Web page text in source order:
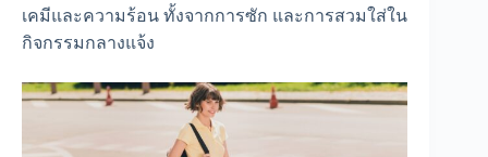
เคมีและความร้อน ทั้งจากการซัก และการสวมใส่ใน
กิจกรรมกลางแจ้ง